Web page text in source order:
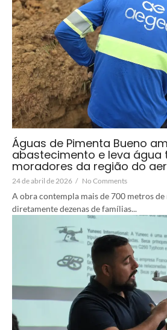
Águas de Pimenta Bueno
abastecimento e leva
moradores da região do
24 de abril de 2026 / No Comments
A obra contempla mais de 700 metros
diretamente dezenas de famílias...